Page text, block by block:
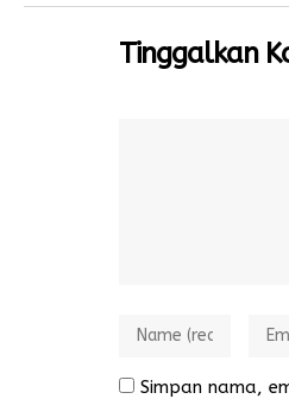
Tinggalkan
Simpan nama,